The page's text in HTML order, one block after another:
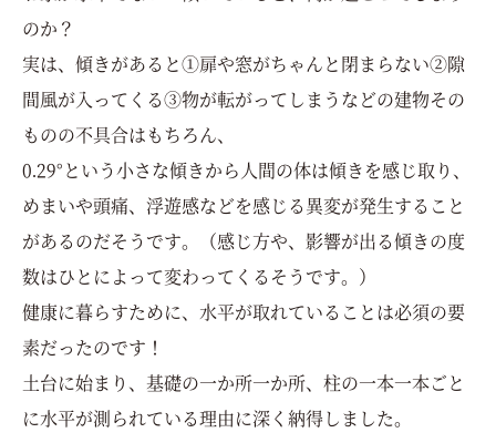
のか？
実は、傾きがあると①扉や窓がちゃんと閉まらない②隙
間風が入ってくる③物が転がってしまうなどの建物その
ものの不具合はもちろん、
0.29°という小さな傾きから人間の体は傾きを感じ取り、
めまいや頭痛、浮遊感などを感じる異変が発生すること
があるのだそうです。（感じ方や、影響が出る傾きの度
数はひとによって変わってくるそうです。）
健康に暮らすために、水平が取れていることは必須の要
素だったのです！
土台に始まり、基礎の一か所一か所、柱の一本一本ごと
に水平が測られている理由に深く納得しました。